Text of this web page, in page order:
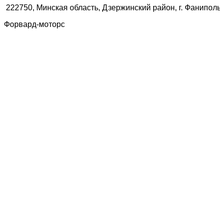
222750, Минская область, Дзержинский район, г.
Форвард-моторс